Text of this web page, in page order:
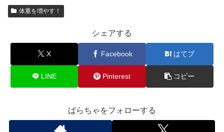
体重を増やす！
シェアする
X Facebook はてブ
LINE Pinterest コピー
ばらちゃをフォローする